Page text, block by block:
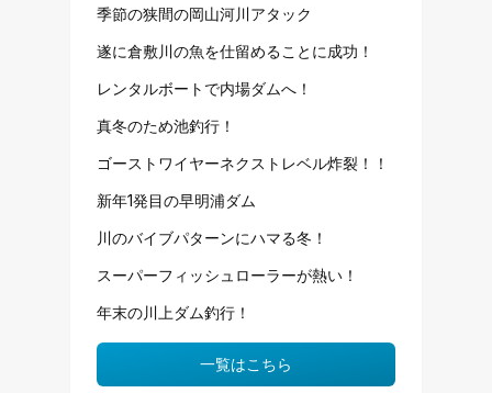
季節の狭間の岡山河川アタック
遂に倉敷川の魚を仕留めることに成功！
レンタルボートで内場ダムへ！
真冬のため池釣行！
ゴーストワイヤーネクストレベル炸裂！！
新年1発目の早明浦ダム
川のバイブパターンにハマる冬！
スーパーフィッシュローラーが熱い！
年末の川上ダム釣行！
一覧はこちら